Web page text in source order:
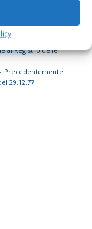
Via Eritrea 21 -
al Registro delle
Precedentemente
29.12.77